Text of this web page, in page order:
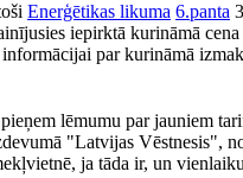
Enerģētikas likuma 6.panta
iepirktā kurināmā cena
par kurināmā
lēmumu par jauniem
"Latvijas Vēstnesis",
ja tāda ir, un